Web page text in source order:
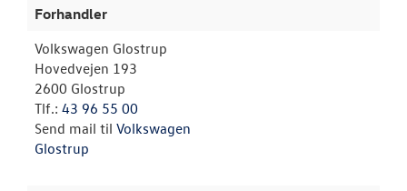
Forhandler
Volkswagen Glostrup
Hovedvejen 193
2600 Glostrup
Tlf.: 43 96 55 00
Send mail til Volkswagen
Glostrup